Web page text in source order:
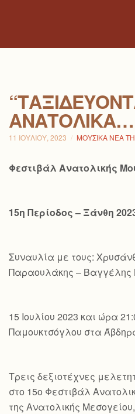
11 ΙΟΥΛΊΟΥ, 2023 ΜΟΥΣΙΚΆ ΝΈΑ
Φεστιβάλ Ανατολικής
15η Περίοδος – Ξάνθη
Συναυλία με τους:
Παραουλάκης – Βαγγέλης
15 Ιουλίου 2023 και ώρα
Παμουκτσόγλου στα
Τρεις δεξιοτέχνες
στο 15ο Φεστιβάλ
της Ανατολικής